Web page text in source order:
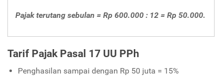
Pajak terutang sebulan = Rp 600.000 : 12 = Rp 50.000.
Tarif Pajak Pasal 17 UU PPh
Penghasilan sampai dengan Rp 50 juta = 15%